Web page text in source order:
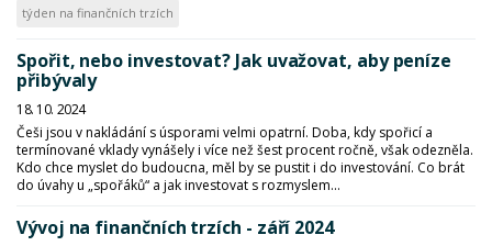
týden na finančních trzích
Spořit, nebo investovat? Jak uvažovat, aby peníze
přibývaly
18. 10. 2024
Češi jsou v nakládání s úsporami velmi opatrní. Doba, kdy spořicí a
termínované vklady vynášely i více než šest procent ročně, však odezněla.
Kdo chce myslet do budoucna, měl by se pustit i do investování. Co brát
do úvahy u „spořáků“ a jak investovat s rozmyslem...
Vývoj na finančních trzích - září 2024